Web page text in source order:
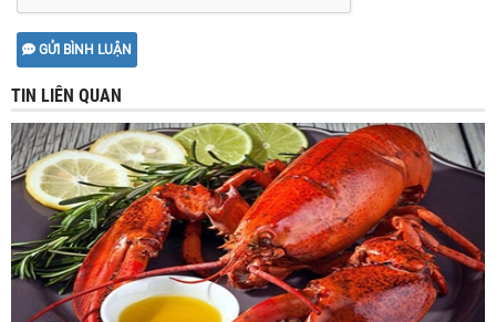
GỬI BÌNH LUẬN
TIN LIÊN QUAN